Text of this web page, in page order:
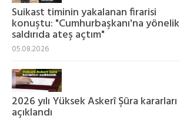
Suikast timinin yakalanan firarisi
konuştu: "Cumhurbaşkanı'na yönelik
saldırıda ateş açtım"
05.08.2026
2026 yılı Yüksek Askerî Şûra kararları
açıklandı